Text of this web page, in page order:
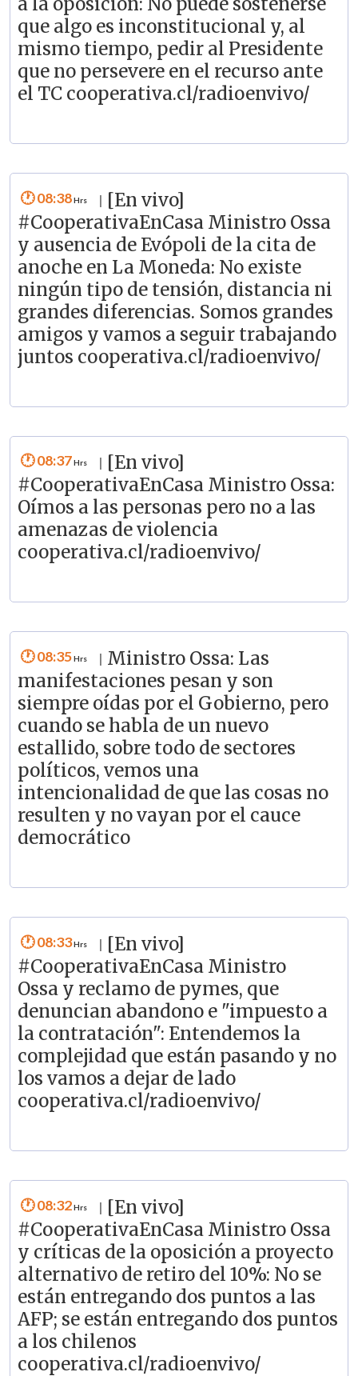
que algo es inconstitucional y, al
mismo tiempo, pedir al Presidente
que no persevere en el recurso ante
el TC cooperativa.cl/radioenvivo/
08:38
[En vivo]
#CooperativaEnCasa Ministro Ossa
y ausencia de Evópoli de la cita de
anoche en La Moneda: No existe
ningún tipo de tensión, distancia ni
grandes diferencias. Somos grandes
amigos y vamos a seguir trabajando
juntos cooperativa.cl/radioenvivo/
08:37
[En vivo]
#CooperativaEnCasa Ministro Ossa:
Oímos a las personas pero no a las
amenazas de violencia
cooperativa.cl/radioenvivo/
08:35
Ministro Ossa: Las
manifestaciones pesan y son
siempre oídas por el Gobierno, pero
cuando se habla de un nuevo
estallido, sobre todo de sectores
políticos, vemos una
intencionalidad de que las cosas no
resulten y no vayan por el cauce
democrático
08:33
[En vivo]
#CooperativaEnCasa Ministro
Ossa y reclamo de pymes, que
denuncian abandono e "impuesto a
la contratación": Entendemos la
complejidad que están pasando y no
los vamos a dejar de lado
cooperativa.cl/radioenvivo/
08:32
[En vivo]
#CooperativaEnCasa Ministro Ossa
y críticas de la oposición a proyecto
alternativo de retiro del 10%: No se
están entregando dos puntos a las
AFP; se están entregando dos puntos
a los chilenos
cooperativa.cl/radioenvivo/